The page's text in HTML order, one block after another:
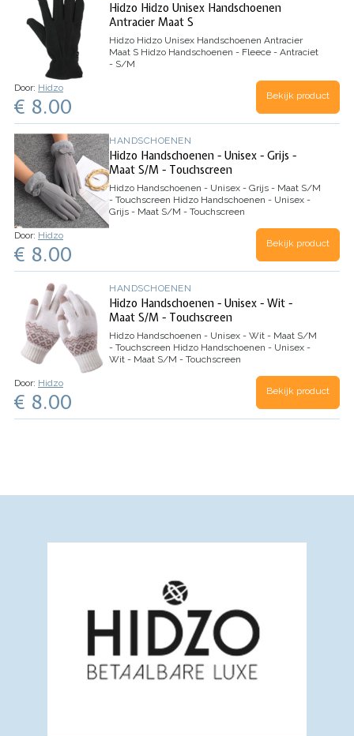
Hidzo Hidzo Unisex Handschoenen
Antracier Maat S
Hidzo Hidzo Unisex Handschoenen Antracier
Maat S Hidzo Handschoenen - Fleece - Antraciet
- S/M
Door: Hidzo
€ 8.00 Bekijk product
HANDSCHOENEN
Hidzo Handschoenen - Unisex - Grijs -
Maat S/M - Touchscreen
Hidzo Handschoenen - Unisex - Grijs - Maat S/M
- Touchscreen Hidzo Handschoenen - Unisex -
Grijs - Maat S/M - Touchscreen
Door: Hidzo
€ 8.00 Bekijk product
HANDSCHOENEN
Hidzo Handschoenen - Unisex - Wit -
Maat S/M - Touchscreen
Hidzo Handschoenen - Unisex - Wit - Maat S/M
- Touchscreen Hidzo Handschoenen - Unisex -
Wit - Maat S/M - Touchscreen
Door: Hidzo
€ 8.00 Bekijk product